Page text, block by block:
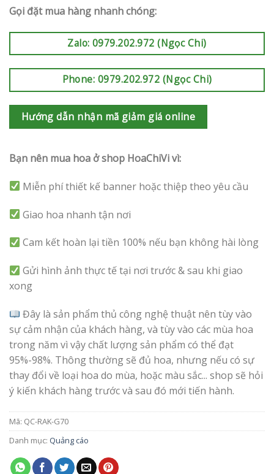
Gọi đặt mua hàng nhanh chóng:
Zalo: 0979.202.972 (Ngọc Chi)
Phone: 0979.202.972 (Ngọc Chi)
Hướng dẫn nhận mã giảm giá online
Bạn nên mua hoa ở shop HoaChiVi vì:
Miễn phí thiết kế banner hoặc thiệp theo yêu cầu
Giao hoa nhanh tận nơi
Cam kết hoàn lại tiền 100% nếu bạn không hài lòng
Gửi hình ảnh thực tế tại nơi trước & sau khi giao
xong
Đây là sản phẩm thủ công nghệ thuật nên tùy vào
sự cảm nhận của khách hàng, và tùy vào các mùa hoa
trong năm vì vậy chất lượng sản phẩm có thể đạt
95%-98%. Thông thường sẽ đủ hoa, nhưng nếu có sự
thay đổi về loại hoa do mùa, hoặc màu sắc... shop sẽ hỏi
ý kiến khách hàng trước và sau đó mới tiến hành.
Mã: QC-RAK-G70
Danh mục: Quảng cáo